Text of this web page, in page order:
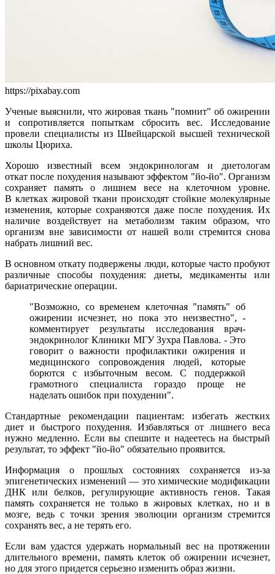
https://pixabay.com
Ученые выяснили, что жировая ткань "помнит" об ожирении
и сопротивляется попыткам сбросить вес. Исследование
провели специалисты из Швейцарской высшей технической
школы Цюриха.
Хорошо известный всем эндокринологам и диетологам
откат после похудения называют эффектом "йо-йо". Организм
сохраняет память о лишнем весе на клеточном уровне.
В клетках жировой ткани происходят стойкие молекулярные
изменения, которые сохраняются даже после похудения. Их
наличие воздействует на метаболизм таким образом, что
организм вне зависимости от нашей воли стремится снова
набрать лишний вес.
В основном откату подвержены люди, которые часто пробуют
различные способы похудения: диеты, медикаменты или
бариатрические операции.
"Возможно, со временем клеточная "память" об
ожирении исчезнет, но пока это неизвестно", -
комментирует результаты исследования врач-
эндокринолог Клиники МГУ Зухра Павлова. - Это
говорит о важности профилактики ожирения и
медицинского сопровождения людей, которые
борются с избыточным весом. С поддержкой
грамотного специалиста гораздо проще не
наделать ошибок при похудении".
Стандартные рекомендации пациентам: избегать жестких
диет и быстрого похудения. Избавляться от лишнего веса
нужно медленно. Если вы спешите и надеетесь на быстрый
результат, то эффект "йо-йо" обязательно проявится.
Информация о прошлых состояниях сохраняется из-за
эпигенетических изменений — это химические модификации
ДНК или белков, регулирующие активность генов. Такая
память сохраняется не только в жировых клетках, но и в
мозге, ведь с точки зрения эволюции организм стремится
сохранять вес, а не терять его.
Если вам удастся удержать нормальный вес на протяжении
длительного времени, память клеток об ожирении исчезнет,
но для этого придется серьезно изменить образ жизни.